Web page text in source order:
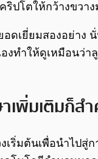
ริปโตให้กว้างขวา
ดเยี่ยมสองอย่า
งทำให้ดูเหมือ
เพิ่มเติมก็ส
มต้นเพื่อนำไปสู่